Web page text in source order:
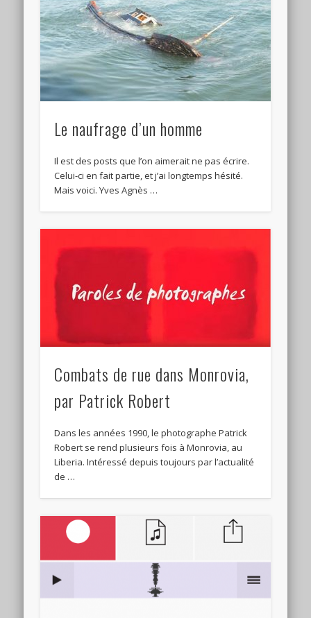
Le naufrage d’un homme
Il est des posts que l’on aimerait ne pas écrire.
Celui-ci en fait partie, et j’ai longtemps hésité.
Mais voici. Yves Agnès …
Combats de rue dans Monrovia,
par Patrick Robert
Dans les années 1990, le photographe Patrick
Robert se rend plusieurs fois à Monrovia, au
Liberia. Intéressé depuis toujours par l’actualité
de …